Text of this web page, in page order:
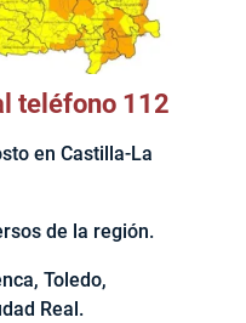
teléfono 112
en Castilla-La
de la región.
Toledo,
Real.